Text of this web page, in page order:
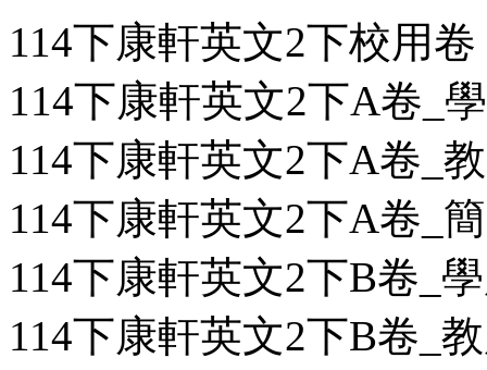
114下康軒英文2下校用卷
114下康軒英文2下A卷_
114下康軒英文2下A卷_
114下康軒英文2下A卷_
114下康軒英文2下B卷_
114下康軒英文2下B卷_